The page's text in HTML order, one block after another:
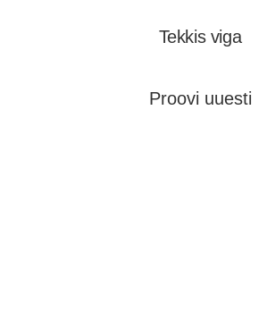
Tekkis viga
Proovi uuesti